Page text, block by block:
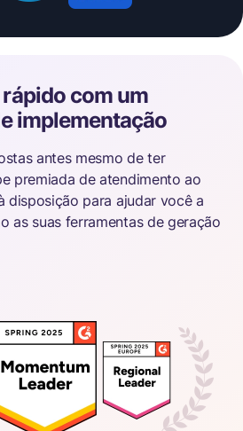
com um
implementação
antes mesmo de ter
premiada de atendimento ao
disposição para ajudar você a
as suas ferramentas de geração